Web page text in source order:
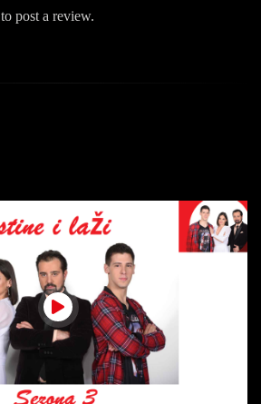
to post a review.